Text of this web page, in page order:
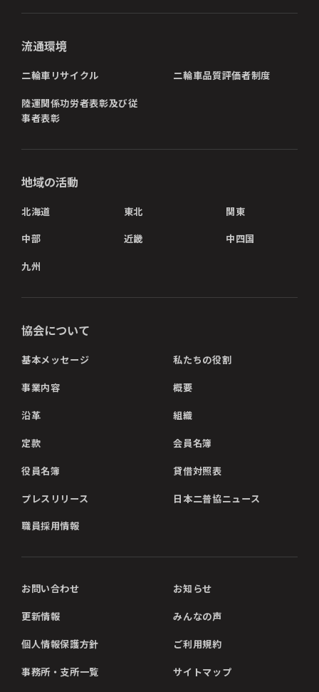
流通環境
二輪車リサイクル 二輪車品質評価者制度
陸運関係功労者表彰及び従
事者表彰
地域の活動
北海道 東北 関東
中部 近畿 中四国
九州
協会について
基本メッセージ 私たちの役割
事業内容 概要
沿革 組織
定款 会員名簿
役員名簿 貸借対照表
プレスリリース 日本二普協ニュース
職員採用情報
お問い合わせ お知らせ
更新情報 みんなの声
個人情報保護方針 ご利用規約
事務所・支所一覧 サイトマップ